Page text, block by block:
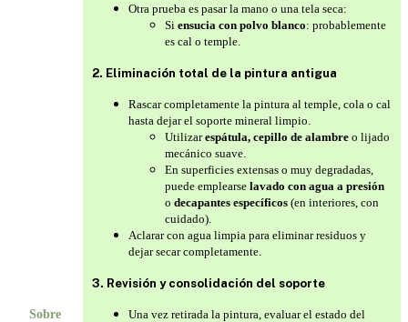
Sobre
Otra prueba es pasar la mano o una tela seca:
Si ensucia con polvo blanco: probablemente
es cal o temple.
2. Eliminación total de la pintura antigua
Rascar completamente la pintura al temple, cola o cal
hasta dejar el soporte mineral limpio.
Utilizarespátula, cepillo de alambre o lijado
mecánico suave.
En superficies extensas o muy degradadas,
puede emplearse lavado con agua a presión
o decapantes específicos (en interiores, con
cuidado).
Aclarar con agua limpia para eliminar residuos y
dejar secar completamente.
3. Revisión y consolidación del soporte
Una vez retirada la pintura, evaluar el estado del